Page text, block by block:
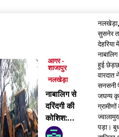
आगर -
शाजापुर
नलखेड़ा
नाबालिग से
दरिंदगी की
कोशिश:
आक्रोश का
सुसनेर
देहरिया
हुई
वारदात
सनसनी
जघन्य
पड़ा।